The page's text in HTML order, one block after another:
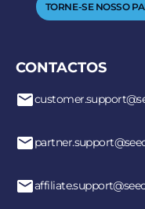
TORNE-SE NOSSO
CONTACTOS